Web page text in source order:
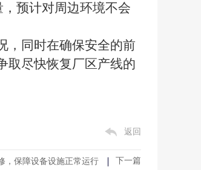
预计对周边环境不会
，同时在确保安全的前
取尽快恢复厂区产线的
返回
下一篇
，保障设备设施正常运行